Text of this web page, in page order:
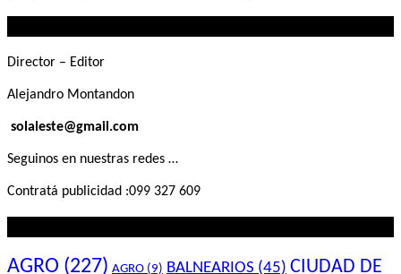
Director – Editor
Alejandro Montandon
solaleste@gmail.com
Seguinos en nuestras redes …
Contratá publicidad :099 327 609
AGRO (227) AGRO (9) BALNEARIOS (45) CIUDAD DE